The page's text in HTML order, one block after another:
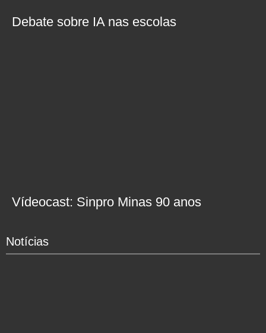
Debate sobre IA nas escolas
Vídeocast: Sinpro Minas 90 anos
Notícias